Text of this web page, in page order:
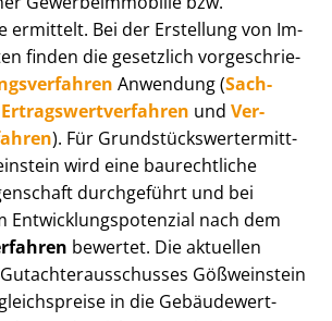
ermittelt. Bei der Erstellung von Im­
finden die gesetzlich vor­ge­schrie­
Anwendung (Sach­
Er­trags­wert­ver­fah­ren und Ver­
). Für Grund­stücks­wert­ermitt­
wird eine baurechtliche
durchgeführt und bei
Ent­wick­lungs­po­ten­zi­al nach dem
bewertet. Die aktuellen
Gößweinstein
in die Ge­bäu­de­wert­